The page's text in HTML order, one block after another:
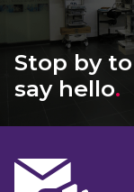
Stop by to
say hello.